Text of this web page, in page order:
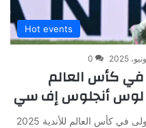
Hot events
0
كأس العالم
لوس أنجلوس إف سي
أنجز نادي تشيلسي الإنجليزي مهمته الأولى في كأس العالم للأندية 2025